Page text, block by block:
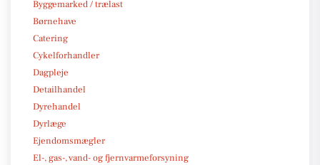
Byggemarked / trælast
Børnehave
Catering
Cykelforhandler
Dagpleje
Detailhandel
Dyrehandel
Dyrlæge
Ejendomsmægler
El-, gas-, vand- og fjernvarmeforsyning